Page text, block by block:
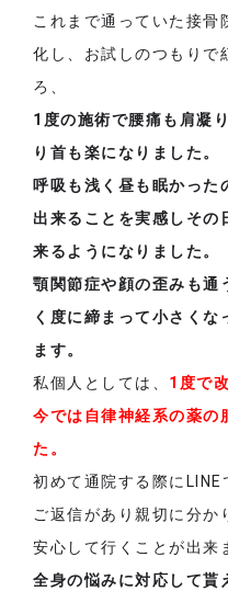
これまで通っていた接骨
化し、お試しのつもりで
ろ、
1度の施術で腰痛も肩凝
り首も楽になりました。
呼吸も浅く昼も眠かっ
出来ることを実感しその
来るようになりました。
顎関節症や顔の歪みも通
く度に締まって小さくな
ます。
私個人としては、 1度で
今では自律神経系の薬の
た。
初めて通院する際に
ご返信があり親切に分か
安心して行くことが出来
全身の悩みに対応して貰